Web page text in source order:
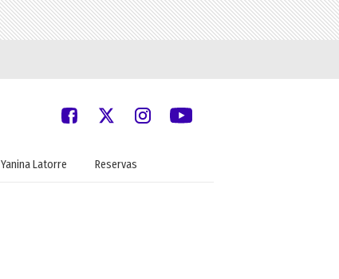
Yanina Latorre Reservas